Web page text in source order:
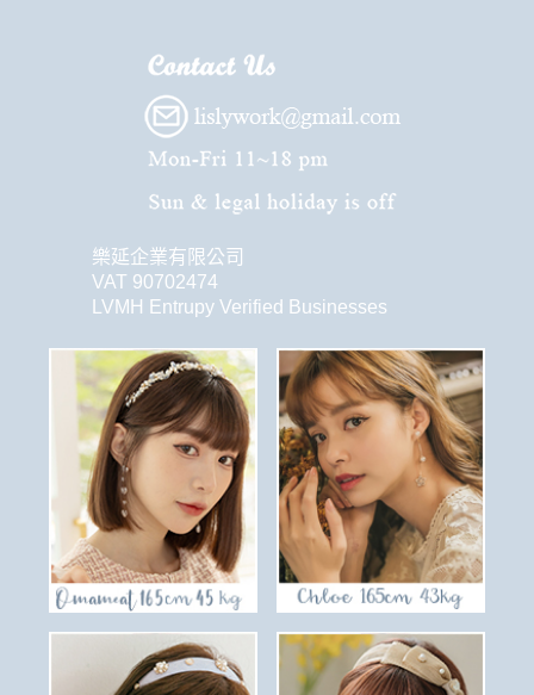
樂延企業有限公司
VAT 90702474
LVMH Entrupy Verified Businesses